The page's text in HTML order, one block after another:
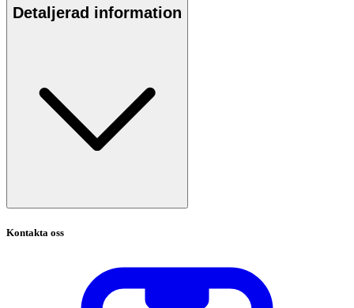
Detaljerad information
Kontakta oss